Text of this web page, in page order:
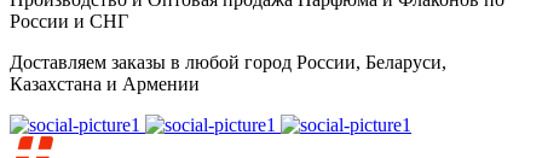
России и СНГ
Доставляем заказы в любой город России, Беларуси,
Казахстана и Армении